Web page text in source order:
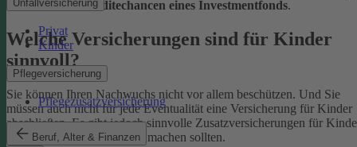
Unfallversicherung
Privat
Kinder
Pflegeversicherung
Pflegezusatzversicherung
Beruf, Alter & Finanzen
mit denRenditechancen eines Investmentfonds.
Welche Versicherungen sind für Kinder
sinnvoll?
Sie können Ihren Nachwuchs nicht vor allem beschützen. Und Sie
müssen auch nicht für jede Eventualität eine Versicherung für Kinder
abschließen. Es gibt jedoch sinnvolle Zusatzversicherungen für
über die Sie sich Gedanken machen sollten.